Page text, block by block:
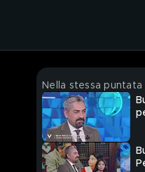
Nella stessa puntata